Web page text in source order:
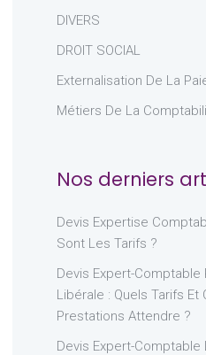
DIVERS
DROIT SOCIAL
Externalisation De La
Métiers De La
Nos derniers
Devis Expertise
Sont Les Tarifs ?
Devis Expert-Comptable
Libérale : Quels Tarifs Et
Prestations Attendre ?
Devis Expert-Comptable